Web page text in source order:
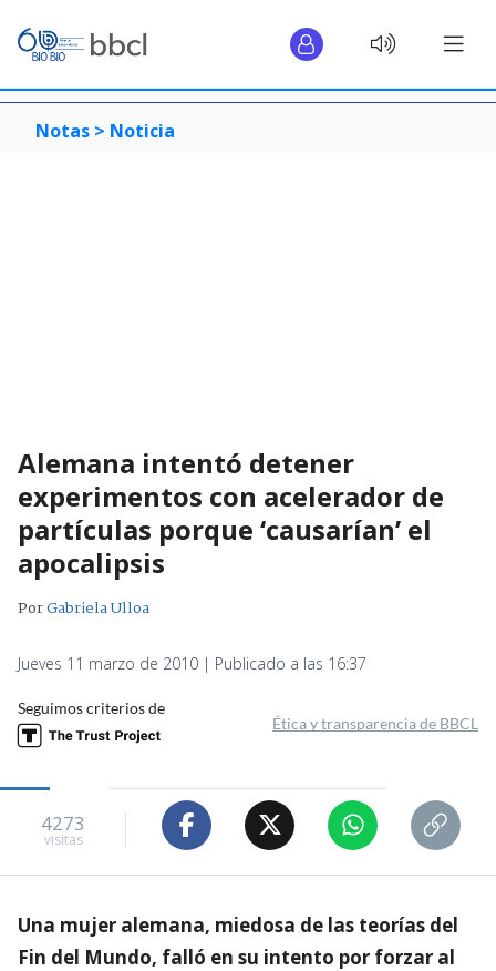
Notas > Noticia
Alemana intentó detener
experimentos con acelerador de
partículas porque ‘causarían’ el
apocalipsis
PorGabriela Ulloa
Jueves 11 marzo de 2010 | Publicado a las 16:37
Seguimos criterios de
Ética y transparencia de BBCL
4273
visitas
Una mujer alemana, miedosa de las teorías del
Fin del Mundo, falló en su intento por forzar al